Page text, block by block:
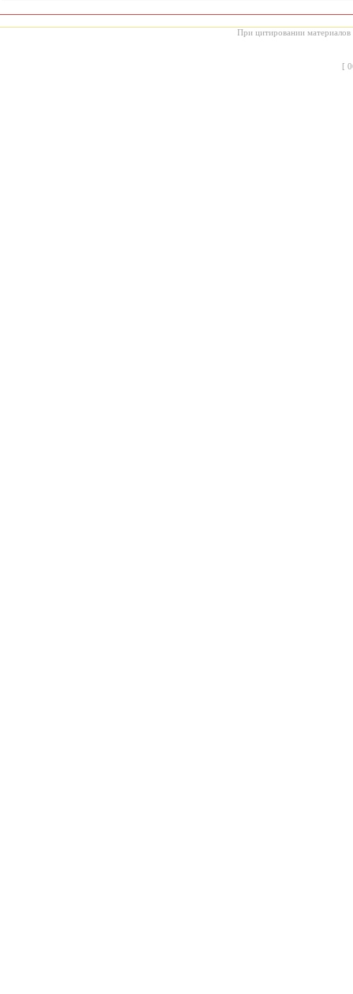
При цитировании материалов
[